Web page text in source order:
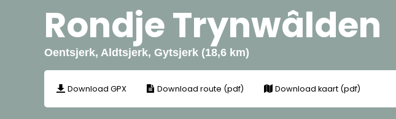
Rondje Trynwâlden
Oentsjerk, Aldtsjerk, Gytsjerk (18,6 km)
Download GPX Download route (pdf) Download kaart (pdf)